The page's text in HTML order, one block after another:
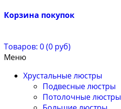
Корзина покупок
Товаров: 0 (0 руб)
Меню
Хрустальные люстры
Подвесные люстры
Потолочные люстры